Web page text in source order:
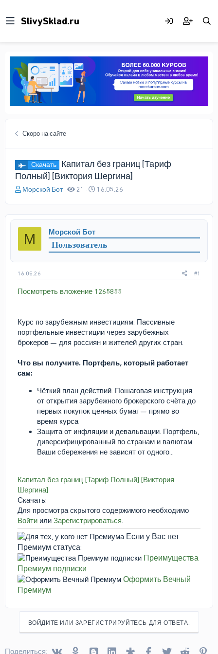
Скоро на сайте
Скачать
Капитал без границ [Тариф
Полный] [Виктория Шергина]
А
о
р
е
ы
Морской Бот 21
Д
а
ч
а
л
16.05.26
М Морской Бот
Пользователь
16.05.26 #1
Посмотреть вложение 1265855
Курс по зарубежным инвестициям. Пассивные
портфельные инвестиции через зарубежных
брокеров — для россиян и жителей других стран.
Что вы получите. Портфель, который работает
сам:
Чёткий план действий. Пошаговая инструкция:
от открытия зарубежного брокерского счёта до
первых покупок ценных бумаг — прямо во
время курса
Защита от инфляции и девальвации. Портфель,
диверсифицированный по странам и валютам.
Ваши сбережения не зависят от одного...
Капитал без границ [Тариф Полный] [Виктория
Шергина]
Скачать:
Для просмотра скрытого содержимого необходимо
Войти или Зарегистрироваться
Если у Вас нет
Премиум статуса:
Преимущества
Премиум подписки
Оформить Вечный
Премиум
ВОЙДИТЕ ИЛИ ЗАРЕГИСТРИРУЙТЕСЬ ДЛЯ ОТВЕТА.
Поделиться: VkontakteOdnoklassniki
Blogger Linked InDiasporaFacebook
TwitterReddit